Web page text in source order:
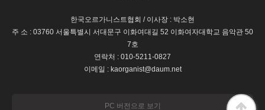
한국오르가니스트협회 / 이사장 : 박소현
주 소 : 03760 서울특별시 서대문구 이화여대길 52 이화여자대학교 음악관 50
7호
연락처 : 010-5211-0827
이메일 : kaorganist@daum.net
PC 버전으로 보기